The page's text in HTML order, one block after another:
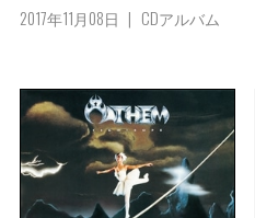
2017年11月08日 CDアルバム